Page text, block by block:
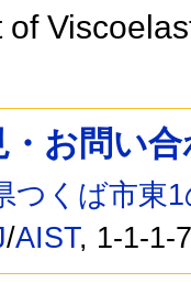
・お問い
つくば市東
/AIST, 1-1-1-